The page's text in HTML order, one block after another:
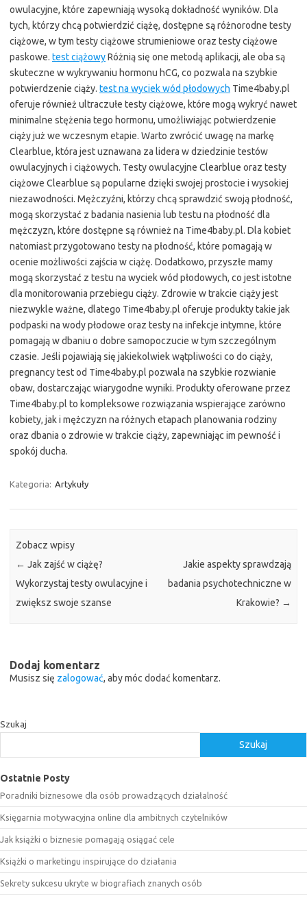
owulacyjne, które zapewniają wysoką dokładność wyników. Dla
tych, którzy chcą potwierdzić ciążę, dostępne są różnorodne testy
ciążowe, w tym testy ciążowe strumieniowe oraz testy ciążowe
paskowe. test ciążowyRóżnią się one metodą aplikacji, ale oba są
skuteczne w wykrywaniu hormonu hCG, co pozwala na szybkie
potwierdzenie ciąży. test na wyciek wód płodowych Time4baby.pl
oferuje również ultraczułe testy ciążowe, które mogą wykryć nawet
minimalne stężenia tego hormonu, umożliwiając potwierdzenie
ciąży już we wczesnym etapie. Warto zwrócić uwagę na markę
Clearblue, która jest uznawana za lidera w dziedzinie testów
owulacyjnych i ciążowych. Testy owulacyjne Clearblue oraz testy
ciążowe Clearblue są popularne dzięki swojej prostocie i wysokiej
niezawodności. Mężczyźni, którzy chcą sprawdzić swoją płodność,
mogą skorzystać z badania nasienia lub testu na płodność dla
mężczyzn, które dostępne są również na Time4baby.pl. Dla kobiet
natomiast przygotowano testy na płodność, które pomagają w
ocenie możliwości zajścia w ciążę. Dodatkowo, przyszłe mamy
mogą skorzystać z testu na wyciek wód płodowych, co jest istotne
dla monitorowania przebiegu ciąży. Zdrowie w trakcie ciąży jest
niezwykle ważne, dlatego Time4baby.pl oferuje produkty takie jak
podpaski na wody płodowe oraz testy na infekcje intymne, które
pomagają w dbaniu o dobre samopoczucie w tym szczególnym
czasie. Jeśli pojawiają się jakiekolwiek wątpliwości co do ciąży,
pregnancy test od Time4baby.pl pozwala na szybkie rozwianie
obaw, dostarczając wiarygodne wyniki. Produkty oferowane przez
Time4baby.pl to kompleksowe rozwiązania wspierające zarówno
kobiety, jak i mężczyzn na różnych etapach planowania rodziny
oraz dbania o zdrowie w trakcie ciąży, zapewniając im pewność i
spokój ducha.
Kategoria: Artykuły
Zobacz wpisy
← Jak zajść w ciążę?
Wykorzystaj testy owulacyjne i
zwiększ swoje szanse
Jakie aspekty sprawdzają
badania psychotechniczne w
Krakowie? →
Dodaj komentarz
Musisz się zalogować, aby móc dodać komentarz.
Szukaj
Szukaj
Ostatnie Posty
Poradniki biznesowe dla osób prowadzących działalność
Księgarnia motywacyjna online dla ambitnych czytelników
Jak książki o biznesie pomagają osiągać cele
Książki o marketingu inspirujące do działania
Sekrety sukcesu ukryte w biografiach znanych osób